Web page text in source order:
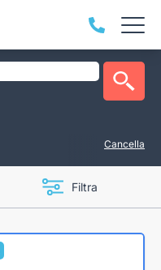
Cancella
Filtra